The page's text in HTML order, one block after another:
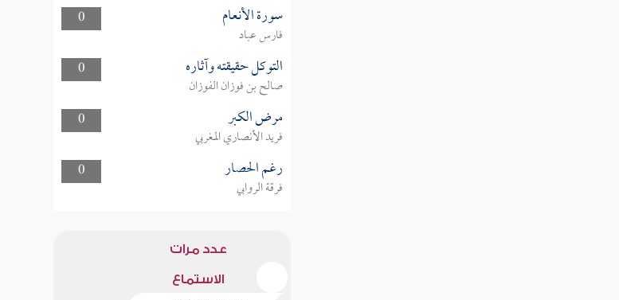
0
سورة الأنعام
فارس عباد
0
التوكل حقيقته وآثاره
صالح بن فوزان الفوزان
0
مرض الكبر
فريد الأنصاري المغربي
0
رغم الحصار
فرقة الروابي
عدد مرات
الاستماع